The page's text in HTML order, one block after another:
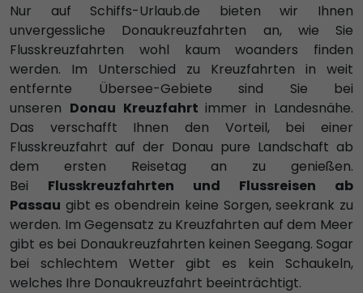
Nur auf Schiffs-Urlaub.de bieten wir Ihnen
unvergessliche Donaukreuzfahrten an, wie Sie
Flusskreuzfahrten wohl kaum woanders finden
werden. Im Unterschied zu Kreuzfahrten in weit
entfernte Übersee-Gebiete sind Sie bei
unseren Donau Kreuzfahrtimmer in Landesnähe.
Das verschafft Ihnen den Vorteil, bei einer
Flusskreuzfahrt auf der Donau pure Landschaft ab
dem ersten Reisetag an zu genießen.
Bei Flusskreuzfahrten und Flussreisen ab
Passau gibt es obendrein keine Sorgen, seekrank zu
werden. Im Gegensatz zu Kreuzfahrten auf dem Meer
gibt es bei Donaukreuzfahrten keinen Seegang. Sogar
bei schlechtem Wetter gibt es kein Schaukeln,
welches Ihre Donaukreuzfahrt beeinträchtigt.